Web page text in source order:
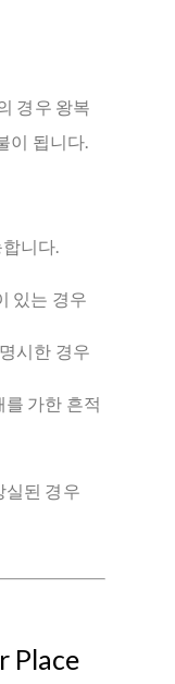
경우 왕복
이 됩니다.
니다.
있는 경우
시한 경우
가한 흔적
실된 경우
Place